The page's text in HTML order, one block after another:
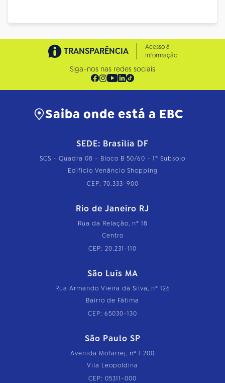
TRANSPARÊNCIA
Acesso à
Informação
Siga-nos nas redes sociais
Saiba onde está a EBC
SEDE: Brasília DF
SCS - Quadra 08 - Bloco B 50/60 - 1º Subsolo
Edifício Venâncio Shopping
CEP: 70.333-900
Rio de Janeiro RJ
Rua da Relação, nº 18
Centro
CEP: 20.231-110
São Luís MA
Rua Armando Vieira da Silva, nº 126
Bairro de Fátima
CEP: 65030-130
São Paulo SP
Avenida Mofarrej, nº 1.200
Vila Leopoldina
CEP: 05311-000